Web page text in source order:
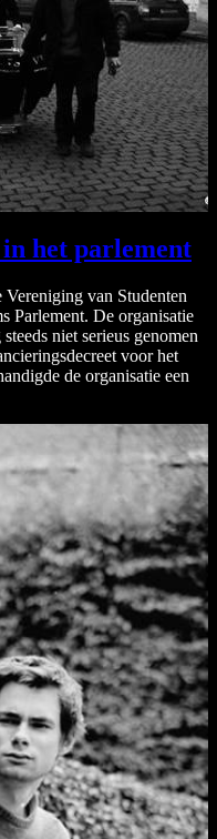
het parlement
van Studenten
Parlement. De organisatie
niet serieus genomen
voor het
de organisatie een